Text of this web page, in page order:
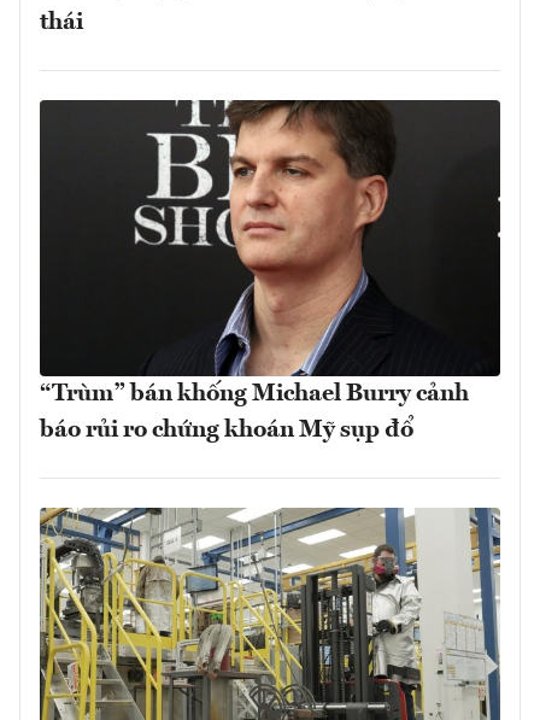
thái
“Trùm” bán khống Michael Burry cảnh
báo rủi ro chứng khoán Mỹ sụp đổ